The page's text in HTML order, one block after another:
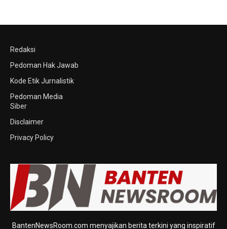
Redaksi
Pedoman Hak Jawab
Kode Etik Jurnalistik
Pedoman Media
Siber
Disclaimer
Privacy Policy
BantenNewsRoom.com menyajikan berita terkini yang inspiratif